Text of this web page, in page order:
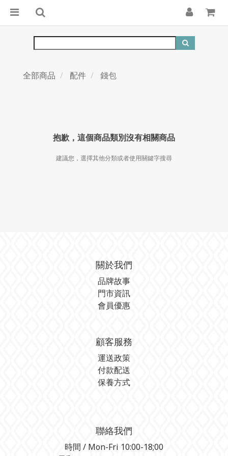
全部商品 配件 錢包
抱歉，這個商品類別沒有相關商品
建議您，選擇其他分類或者使用關鍵字搜尋
關於我們
品牌故事
門市資訊
會員優惠
顧客服務
運送政策
付款配送
保養方式
聯絡我們
時間 / Mon-Fri 10:00-18;00